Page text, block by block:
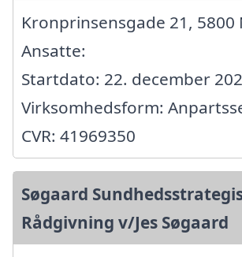
Kronprinsensgade 21, 5800
Ansatte:
Startdato: 22. december
Virksomhedsform:
CVR: 41969350
Søgaard
Rådgivning v/Jes Søgaard